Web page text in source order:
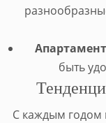
быть
С каждым годом